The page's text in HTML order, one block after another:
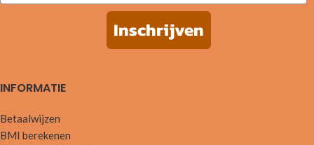
Inschrijven
INFORMATIE
Betaalwijzen
BMI berekenen